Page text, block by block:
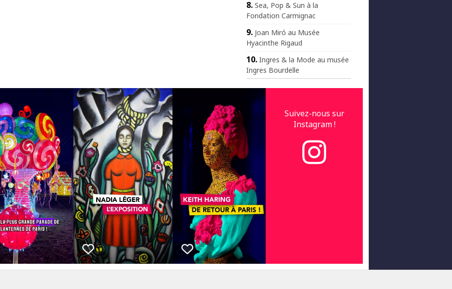
Sea, Pop & Sun à la
Fondation Carmignac
Joan Miró au Musée
Hyacinthe Rigaud
Ingres & la Mode au musée
Ingres Bourdelle
Suivez-nous sur
Instagram !